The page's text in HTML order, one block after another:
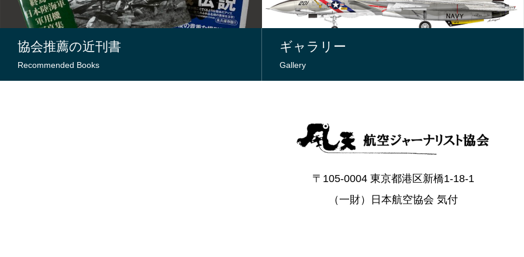
協会推薦の近刊書
Recommended Books
ギャラリー
Gallery
〒105-0004 東京都港区新橋1-18-1
（一財）日本航空協会 気付